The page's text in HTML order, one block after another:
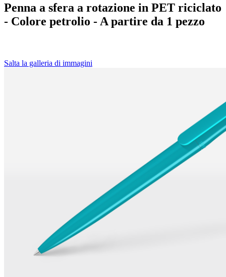
Penna a sfera a rotazione in PET riciclato
- Colore petrolio - A partire da 1 pezzo
Salta la galleria di immagini